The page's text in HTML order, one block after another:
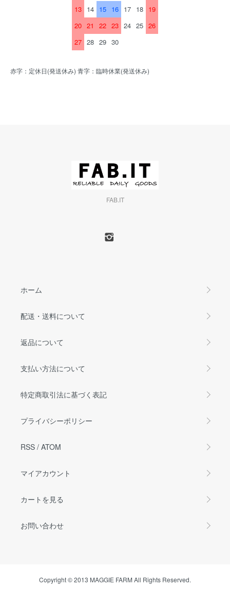
13 14 15 16 17 18 19
20 21 22 23 24 25 26
27 28 29 30
赤字：定休日(発送休み) 青字：臨時休業(発送休み)
FAB.IT
ホーム
配送・送料について
返品について
支払い方法について
特定商取引法に基づく表記
プライバシーポリシー
RSS / ATOM
マイアカウント
カートを見る
お問い合わせ
Copyright © 2013 MAGGIE FARM All Rights Reserved.